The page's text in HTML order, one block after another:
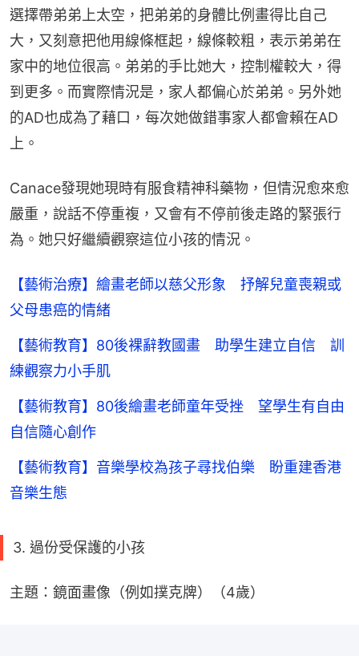
選擇帶弟弟上太空，把弟弟的身體比例畫得比自己
大，又刻意把他用線條框起，線條較粗，表示弟弟在
家中的地位很高。弟弟的手比她大，控制權較大，得
到更多。而實際情況是，家人都偏心於弟弟。另外她
的AD也成為了藉口，每次她做錯事家人都會賴在AD
上。
Canace發現她現時有服食精神科藥物，但情況愈來愈
嚴重，說話不停重複，又會有不停前後走路的緊張行
為。她只好繼續觀察這位小孩的情況。
【藝術治療】繪畫老師以慈父形象 抒解兒童喪親或
父母患癌的情緒
【藝術教育】80後裸辭教國畫 助學生建立自信 訓
練觀察力小手肌
【藝術教育】80後繪畫老師童年受挫 望學生有自由
自信隨心創作
【藝術教育】音樂學校為孩子尋找伯樂 盼重建香港
音樂生態
3. 過份受保護的小孩
主題：鏡面畫像（例如撲克牌）（4歲）